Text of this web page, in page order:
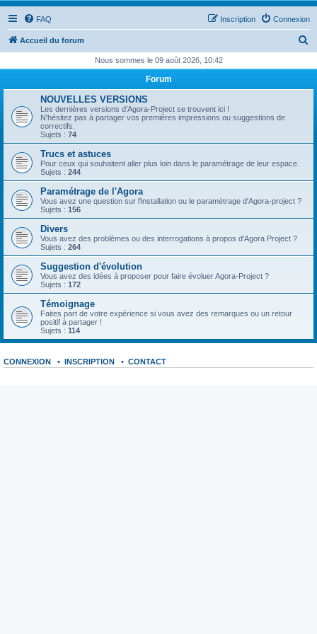
FAQ Connexion
Inscription
Accueil du forum
h
c
Nous sommes le 09 août 2026, 10:42
Forum
NOUVELLES VERSIONS
Les dernières versions d'Agora-Project se trouvent ici !
N'hésitez pas à partager vos premières impressions ou suggestions de
correctifs.
Sujets : 74
Trucs et astuces
Pour ceux qui souhaitent aller plus loin dans le paramétrage de leur espace.
Sujets : 244
Paramétrage de l'Agora
Vous avez une question sur l'installation ou le paramétrage d'Agora-project ?
Sujets : 156
Divers
Vous avez des problèmes ou des interrogations à propos d'Agora Project ?
Sujets : 264
Suggestion d'évolution
Vous avez des idées à proposer pour faire évoluer Agora-Project ?
Sujets : 172
Témoignage
Faites part de votre expérience si vous avez des remarques ou un retour
positif à partager !
Sujets : 114
CONNEXION • INSCRIPTION • CONTACT